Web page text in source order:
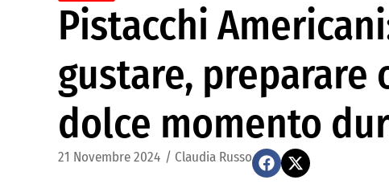
Pistacchi
gustare, preparare
dolce momento
21 Novembre 2024 / Claudia Russo